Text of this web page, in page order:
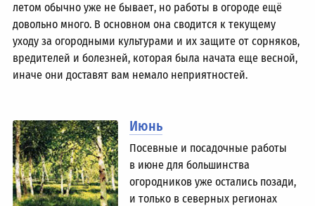
летом обычно уже не бывает, но работы в огороде ещё
довольно много. В основном она сводится к текущему
уходу за огородными культурами и их защите от сорняков,
вредителей и болезней, которая была начата еще весной,
иначе они доставят вам немало неприятностей.
Июнь
Посевные и посадочные работы
в июне для большинства
огородников уже остались позади,
и только в северных регионах